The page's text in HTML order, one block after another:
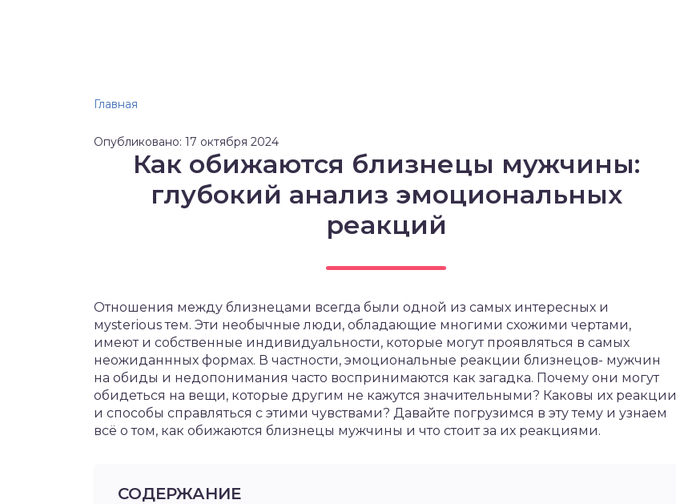
Главная
Опубликовано: 17 октября 2024
Как обижаются близнецы мужчины:
глубокий анализ эмоциональных
реакций
Отношения между близнецами всегда были одной из самых интересных и
мysterious тем. Эти необычные люди, обладающие многими схожими чертами,
имеют и собственные индивидуальности, которые могут проявляться в самых
неожиданнных формах. В частности, эмоциональные реакции близнецов- мужчин
на обиды и недопонимания часто воспринимаются как загадка. Почему они могут
обидеться на вещи, которые другим не кажутся значительными? Каковы их реакции
и способы справляться с этими чувствами? Давайте погрузимся в эту тему и узнаем
всё о том, как обижаются близнецы мужчины и что стоит за их реакциями.
СОДЕРЖАНИЕ